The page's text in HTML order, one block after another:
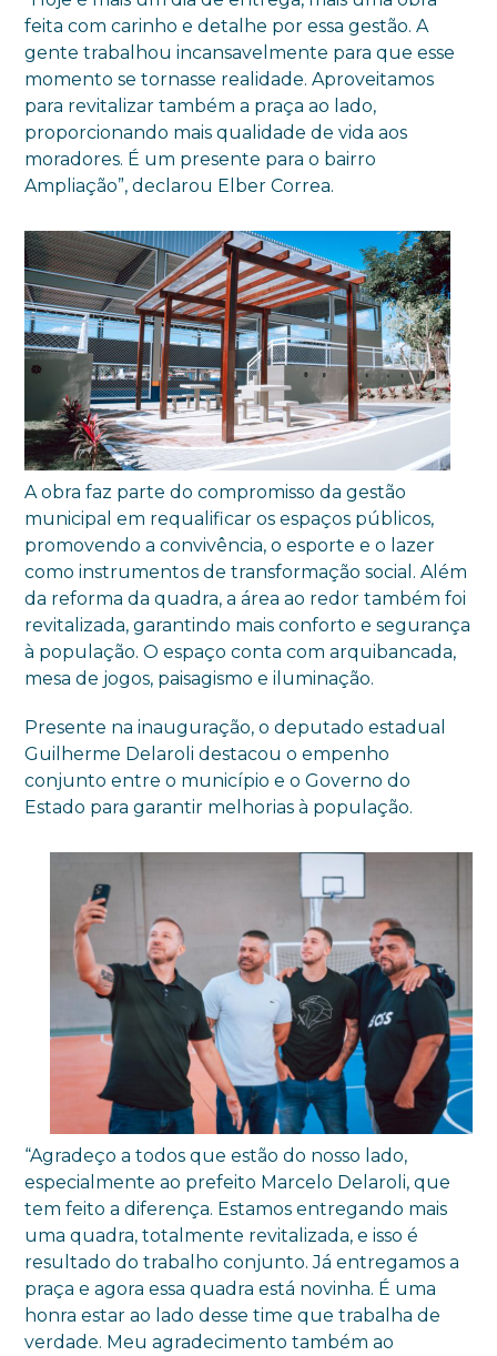
feita com carinho e detalhe por essa gestão. A
gente trabalhou incansavelmente para que esse
momento se tornasse realidade. Aproveitamos
para revitalizar também a praça ao lado,
proporcionando mais qualidade de vida aos
moradores. É um presente para o bairro
Ampliação”, declarou Elber Correa.
A obra faz parte do compromisso da gestão
municipal em requalificar os espaços públicos,
promovendo a convivência, o esporte e o lazer
como instrumentos de transformação social. Além
da reforma da quadra, a área ao redor também foi
revitalizada, garantindo mais conforto e segurança
à população. O espaço conta com arquibancada,
mesa de jogos, paisagismo e iluminação.
Presente na inauguração, o deputado estadual
Guilherme Delaroli destacou o empenho
conjunto entre o município e o Governo do
Estado para garantir melhorias à população.
“Agradeço a todos que estão do nosso lado,
especialmente ao prefeito Marcelo Delaroli, que
tem feito a diferença. Estamos entregando mais
uma quadra, totalmente revitalizada, e isso é
resultado do trabalho conjunto. Já entregamos a
praça e agora essa quadra está novinha. É uma
honra estar ao lado desse time que trabalha de
verdade. Meu agradecimento também ao